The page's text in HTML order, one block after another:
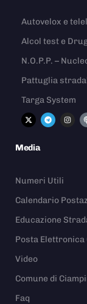
Autovelox e
Alcol test e
N.O.P.P. –
Pattuglia
Targa System
Media
Numeri Utili
Calendario
Educazione
Posta
Video
Comune di
Faq